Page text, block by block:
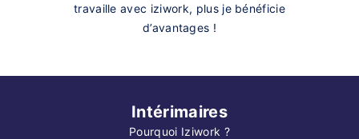
travaille avec iziwork, plus je bénéficie
d’avantages !
Intérimaires
Pourquoi Iziwork ?